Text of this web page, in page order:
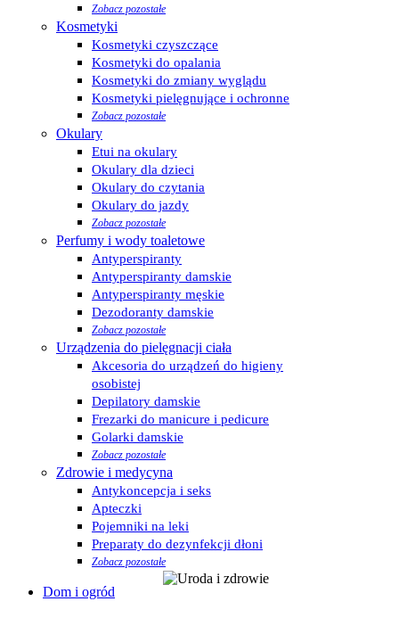
Zobacz pozostałe
Kosmetyki
Kosmetyki czyszczące
Kosmetyki do opalania
Kosmetyki do zmiany wyglądu
Kosmetyki pielęgnujące i ochronne
Zobacz pozostałe
Okulary
Etui na okulary
Okulary dla dzieci
Okulary do czytania
Okulary do jazdy
Zobacz pozostałe
Perfumy i wody toaletowe
Antyperspiranty
Antyperspiranty damskie
Antyperspiranty męskie
Dezodoranty damskie
Zobacz pozostałe
Urządzenia do pielęgnacji ciała
Akcesoria do urządzeń do higieny
osobistej
Depilatory damskie
Frezarki do manicure i pedicure
Golarki damskie
Zobacz pozostałe
Zdrowie i medycyna
Antykoncepcja i seks
Apteczki
Pojemniki na leki
Preparaty do dezynfekcji dłoni
Zobacz pozostałe
Dom i ogród